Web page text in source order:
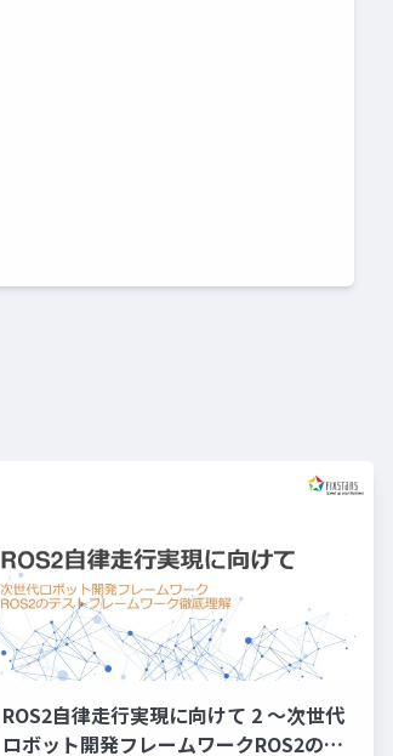
ROS2自律走行実現に向けて 2 ～次世代
ロボット開発フレームワークROS2のビ